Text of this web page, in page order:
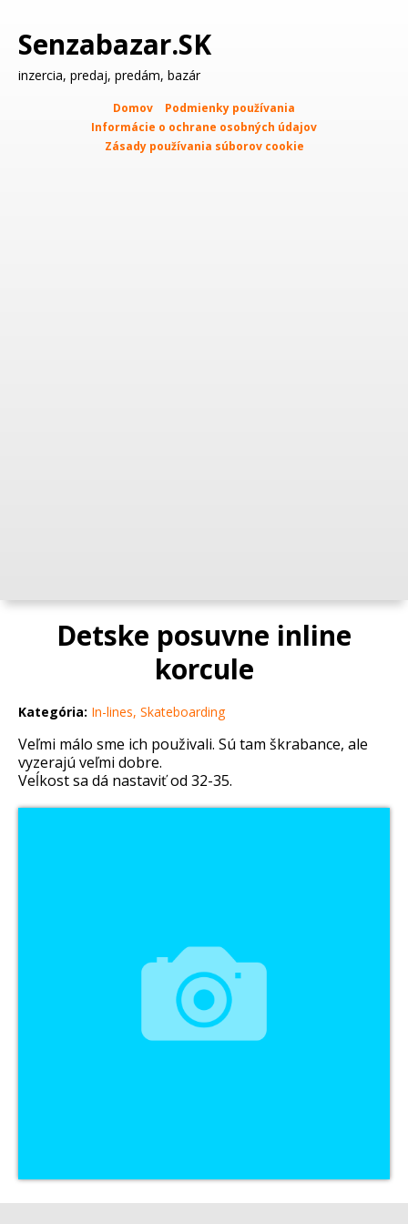
Senzabazar.SK
inzercia, predaj, predám, bazár
Domov
Podmienky používania
Informácie o ochrane osobných údajov
Zásady používania súborov cookie
Detske posuvne inline
korcule
Kategória: In-lines, Skateboarding
Veľmi málo sme ich použivali. Sú tam škrabance, ale
vyzerajú veľmi dobre.
Veĺkost sa dá nastaviť od 32-35.